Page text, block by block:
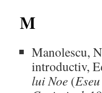
M
Manolescu,
introductiv,
lui Noe (